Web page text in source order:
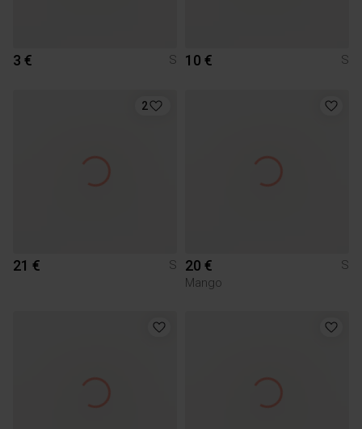
3 € S 10 € S
2
21 € S 20 €
S
Mango